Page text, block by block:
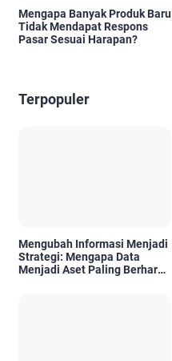
Mengapa Banyak Produk Baru
Tidak Mendapat Respons
Pasar Sesuai Harapan?
Terpopuler
Mengubah Informasi Menjadi
Strategi: Mengapa Data
Menjadi Aset Paling Berharga